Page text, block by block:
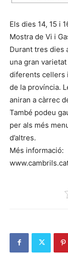
Els dies 14, 15 i
Mostra de Vi i
Durant tres dies
una gran varietat
diferents cellers
de la província.
aniran a càrrec
També podeu
per als més
d’altres.
Més informació: